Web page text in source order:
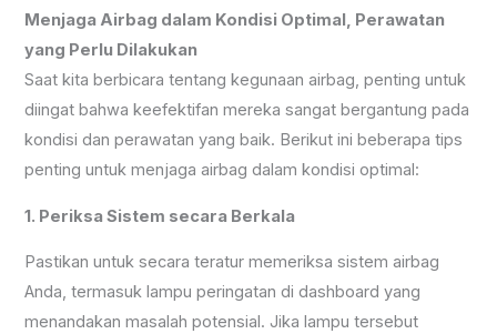
Menjaga Airbag dalam Kondisi Optimal, Perawatan
yang Perlu Dilakukan
Saat kita berbicara tentang kegunaan airbag, penting untuk
diingat bahwa keefektifan mereka sangat bergantung pada
kondisi dan perawatan yang baik. Berikut ini beberapa tips
penting untuk menjaga airbag dalam kondisi optimal:
1. Periksa Sistem secara Berkala
Pastikan untuk secara teratur memeriksa sistem airbag
Anda, termasuk lampu peringatan di dashboard yang
menandakan masalah potensial. Jika lampu tersebut